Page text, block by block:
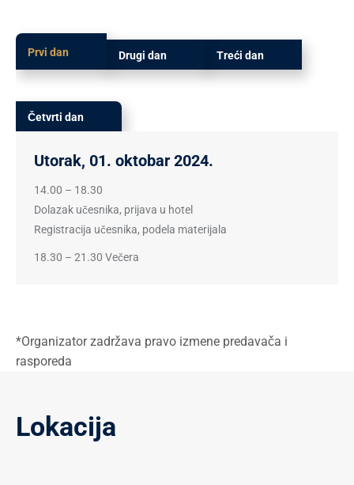
Prvi dan Drugi dan Treći dan
Četvrti dan
Utorak, 01. oktobar 2024.
14.00 – 18.30
Dolazak učesnika, prijava u hotel
Registracija učesnika, podela materijala
18.30 – 21.30 Večera
*Organizator zadržava pravo izmene predavača i
rasporeda
Lokacija